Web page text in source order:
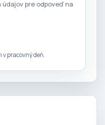
pre odpoveď na
v pracovný deň.